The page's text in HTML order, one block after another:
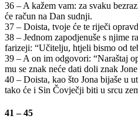
36 – A kažem vam: za svaku
će račun na Dan sudnji.
37 – Doista, tvoje će te riječi
38 – Jednom zapodjenuše s njime
farizeji: “Učitelju, htjeli bismo od
39 – A on im odgovori: “Naraštaj
mu se znak neće dati doli znak
40 – Doista, kao što Jona bijaše u
tako će i Sin Čovječji biti u srcu
41 – 45